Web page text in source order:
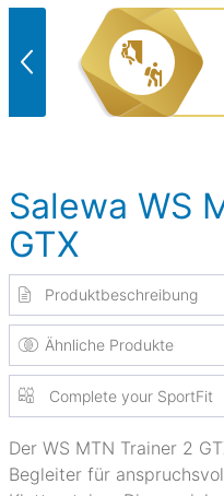
Salewa WS
GTX
Produktbeschreibung
Ähnliche Produkte
Complete your SportFit
Der WS MTN Trainer 2
Begleiter für